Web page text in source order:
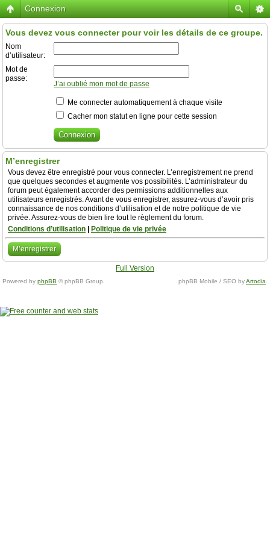
Connexion
Vous devez vous connecter pour voir les détails de ce groupe.
Nom
d’utilisateur:
Mot de
passe:
J’ai oublié mon mot de passe
Me connecter automatiquement à chaque visite
Cacher mon statut en ligne pour cette session
M’enregistrer
Vous devez être enregistré pour vous connecter. L’enregistrement ne prend
que quelques secondes et augmente vos possibilités. L’administrateur du
forum peut également accorder des permissions additionnelles aux
utilisateurs enregistrés. Avant de vous enregistrer, assurez-vous d’avoir pris
connaissance de nos conditions d’utilisation et de notre politique de vie
privée. Assurez-vous de bien lire tout le règlement du forum.
Conditions d’utilisation
Politique de vie privée
M’enregistrer
Full Version
Powered by phpBB © phpBB Group. phpBB Mobile / SEO byArtodia